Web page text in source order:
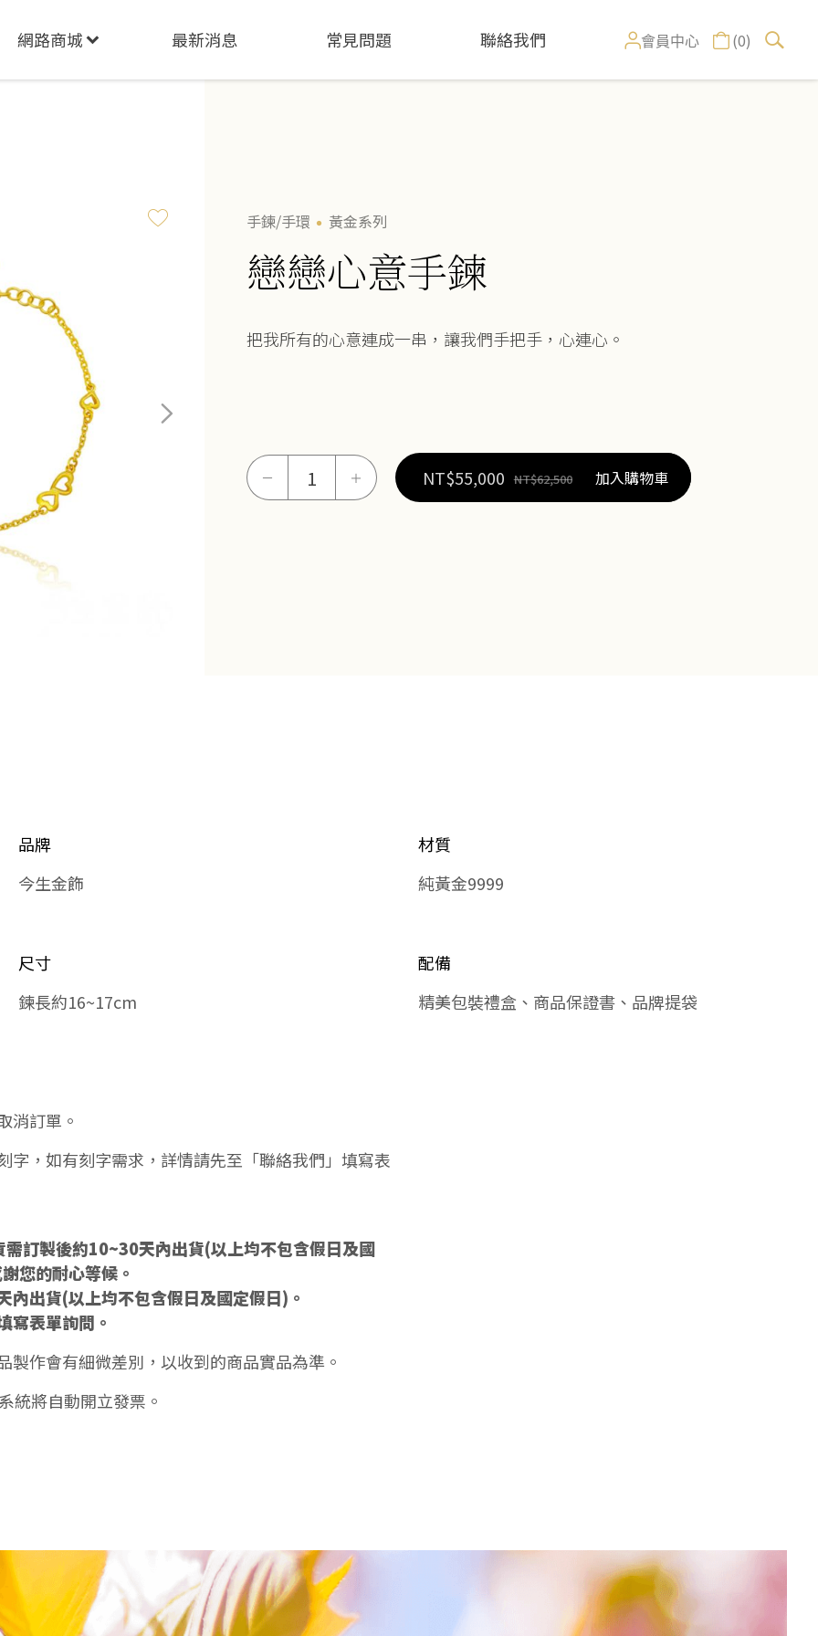
網路商城 最新消息 常見問題 聯絡我們 會員中心 (0)
手鍊/手環 黃金系列
戀戀心意手鍊
把我所有的心意連成一串，讓我們手把手，心連心。
－ ＋ NT$55,000 NT$62,500 加入購物車
品牌
今生金飾
材質
純黃金9999
尺寸
鍊長約16~17cm
配備
精美包裝禮盒、商品保證書、品牌提袋
消訂單。
，如有刻字需求，詳情請先至「聯絡我們」填寫表
訂製後約10~30天內出貨(以上均不包含假日及國
您的耐心等候。
出貨(以上均不包含假日及國定假日)。
表單詢問。
作會有細微差別，以收到的商品實品為準。
統將自動開立發票。